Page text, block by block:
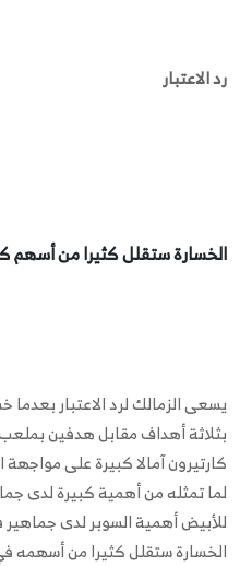
رد الاعتبار
الخسارة ستقلل كثيرا من أسهم
يسعى الزمالك لرد الاعتبار
بثلاثة أهداف مقابل هدفين
كارتيرون آمالا كبيرة على
لما تمثله من أهمية كبيرة لدى
للأبيض أهمية السوبر لدى
الخسارة ستقلل كثيرا من أسهمه